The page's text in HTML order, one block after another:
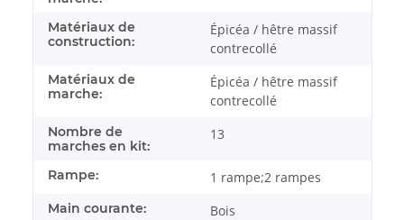
Matériaux de
construction:
Épicéa / hêtre massif
contrecollé
Matériaux de
marche:
Épicéa / hêtre massif
contrecollé
Nombre de
marches en kit:
13
Rampe: 1 rampe;2 rampes
Main courante: Bois